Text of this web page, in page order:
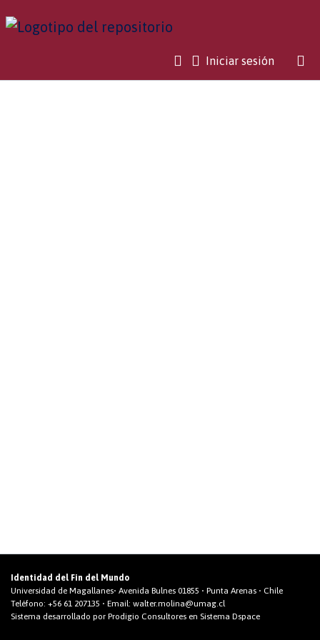
Iniciar sesión(current)
Identidad del Fin del Mundo
Universidad de Magallanes• Avenida Bulnes 01855 • Punta Arenas • Chile
Teléfono: +56 61 207135 • Email: walter.molina@umag.cl
Sistema desarrollado por Prodigio Consultores en Sistema Dspace